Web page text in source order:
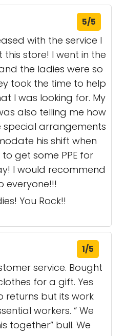
5/5
with the service I
this store! I went in the
the ladies were so
took the time to help
I was looking for. My
also telling me how
special arrangements
his shift when
get some PPE for
I would recommend
everyone!!!
You Rock!!
1/5
service. Bought
for a gift. Yes
returns but its work
workers. “ We
together” bull. We